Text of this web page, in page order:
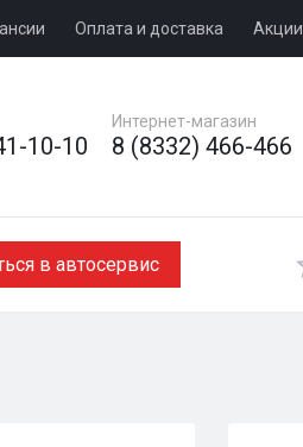
Оплата и доставка Акции
10-10
Интернет-магазин
8 (8332) 466-466
в автосервис